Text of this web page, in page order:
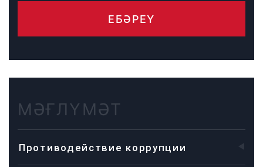
ЕБӘРЕҮ
МӘҒЛҮМӘТ
Противодействие коррупции